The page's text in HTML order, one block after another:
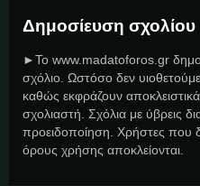
Δημοσίευση σχολίου
►Το www.madatoforos.gr
σχόλιο. Ωστόσο δεν
καθώς εκφράζουν
σχολιαστή. Σχόλια με ύβρεις
προειδοποίηση. Χρήστες που
όρους χρήσης αποκλείονται.